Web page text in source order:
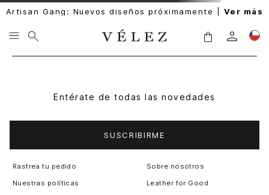
Artisan Gang: Nuevos diseños próximamente | Ver más
Entérate de todas las novedades
SUSCRIBIRME
Rastrea tu pedido
Nuestras políticas
Sobre nosotros
Leather for Good